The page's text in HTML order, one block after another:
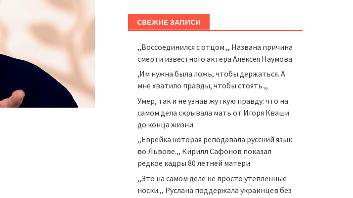
СВЕЖИЕ ЗАПИСИ
,,Воссоединился с отцом.,, Названа причина
смерти известного актера Алексея Наумова
,Им нужна была ложь, чтобы держаться. А
мне хватило правды, чтобы стоять.,,
Умер, так и не узнав жуткую правду: что на
самом дела скрывала мать от Игоря Кваши
до конца жизни
,,Еврейка которая реподавала русский язык
во Львове.,, Кирилл Сафонов показал
редкое кадры 80 летней матери
,,Это на самом деле не просто утепленные
носки.,, Руслана поддержала украинцев без